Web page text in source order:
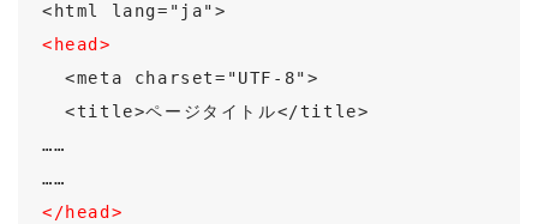
<html lang="ja">
<head>
<meta charset="UTF-8">
<title>ページタイトル</title>
……
……
</head>